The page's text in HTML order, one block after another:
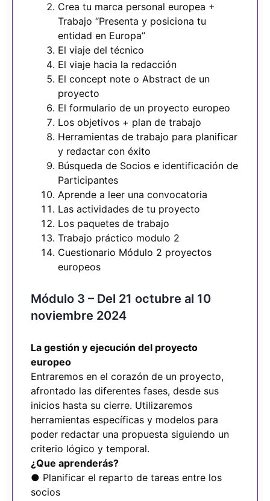
Crea tu marca personal europea +
Trabajo “Presenta y posiciona tu
entidad en Europa”
El viaje del técnico
El viaje hacia la redacción
El concept note o Abstract de un
proyecto
El formulario de un proyecto europeo
Los objetivos + plan de trabajo
Herramientas de trabajo para planificar
y redactar con éxito
Búsqueda de Socios e identificación de
Participantes
Aprende a leer una convocatoria
Las actividades de tu proyecto
Los paquetes de trabajo
Trabajo práctico modulo 2
Cuestionario Módulo 2 proyectos
europeos
Módulo 3 – Del 21 octubre al 10
noviembre 2024
La gestión y ejecución del proyecto
europeo
Entraremos en el corazón de un proyecto,
afrontado las diferentes fases, desde sus
inicios hasta su cierre. Utilizaremos
herramientas específicas y modelos para
poder redactar una propuesta siguiendo un
criterio lógico y temporal.
¿Que aprenderás?
● Planificar el reparto de tareas entre los
socios